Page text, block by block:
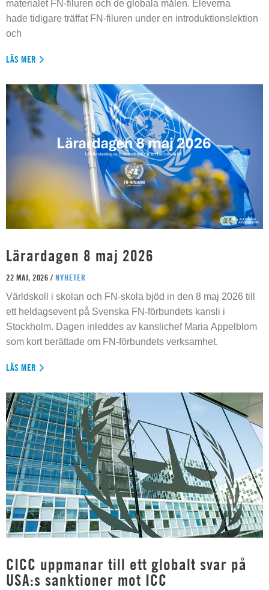
materialet FN-filuren och de globala målen. Eleverna
hade tidigare träffat FN-filuren under en introduktionslektion
och
LÄS MER
Lärardagen 8 maj 2026
22 MAJ, 2026 / NYHETER
Världskoll i skolan och FN-skola bjöd in den 8 maj 2026 till
ett heldagsevent på Svenska FN-förbundets kansli i
Stockholm. Dagen inleddes av kanslichef Maria Appelblom
som kort berättade om FN-förbundets verksamhet.
LÄS MER
CICC uppmanar till ett globalt svar på
USA:s sanktioner mot ICC